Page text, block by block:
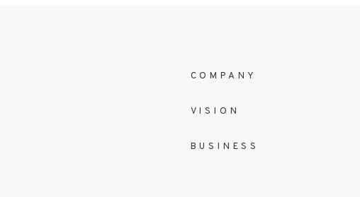
COMPANY
VISION
BUSINESS